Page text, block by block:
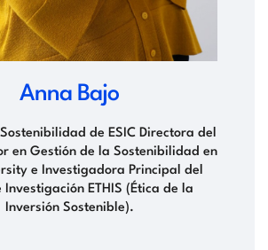
Anna Bajo
de ESIC Directora del
en Gestión de la Sostenibilidad en
e Investigadora Principal del
Investigación ETHIS (Ética de la
Inversión Sostenible).